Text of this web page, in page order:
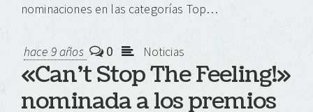
nominaciones en las categorías Top…
hace 9 años 0 Noticias
«Can’t Stop The Feeling!»
nominada a los premios